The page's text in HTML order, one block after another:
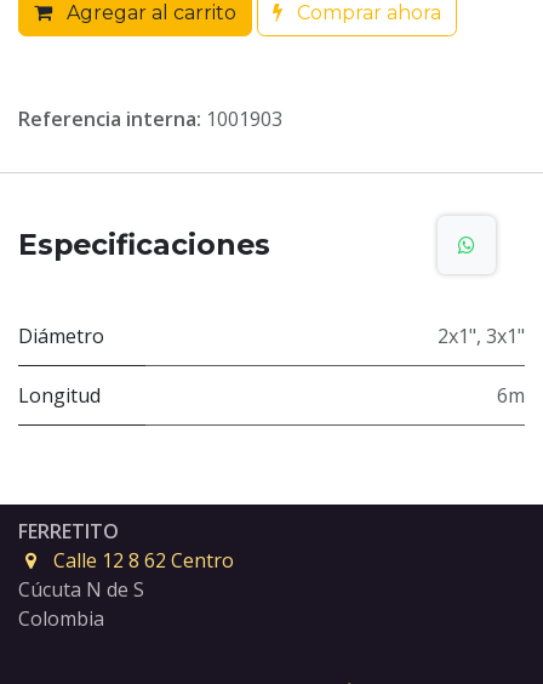
Agregar al carrito Comprar ahora
Referencia interna: 1001903
Especificaciones
Diámetro 2x1", 3x1"
Longitud 6m
FERRETITO
Calle 12 8 62 Centro
Cúcuta N de S
Colombia